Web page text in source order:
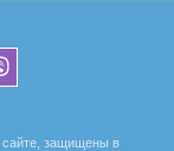
сайте, защищены в